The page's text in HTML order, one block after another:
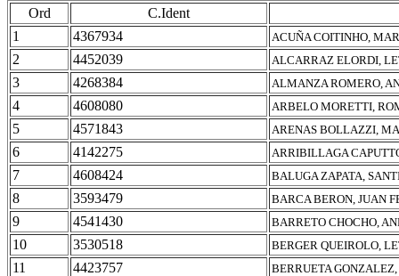
Ord
C.Ident
1
4367934 ACUÑA COITINHO,
2 4452039 ALCARRAZ ELORDI,
3 4268384 ALMANZA ROMERO,
4 4608080 ARBELO MORETTI,
5 4571843 ARENAS BOLLAZZI,
6 4142275 ARRIBILLAGA
7 4608424 BALUGA ZAPATA,
8 3593479 BARCA BERON, JUAN
9 4541430 BARRETO CHOCHO,
10 3530518 BERGER QUEIROLO,
11 4423757 BERRUETA